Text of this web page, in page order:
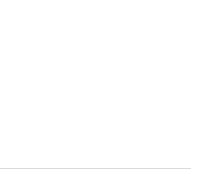
Couch Sofa mit
04 rechts, 2. B01 Alova